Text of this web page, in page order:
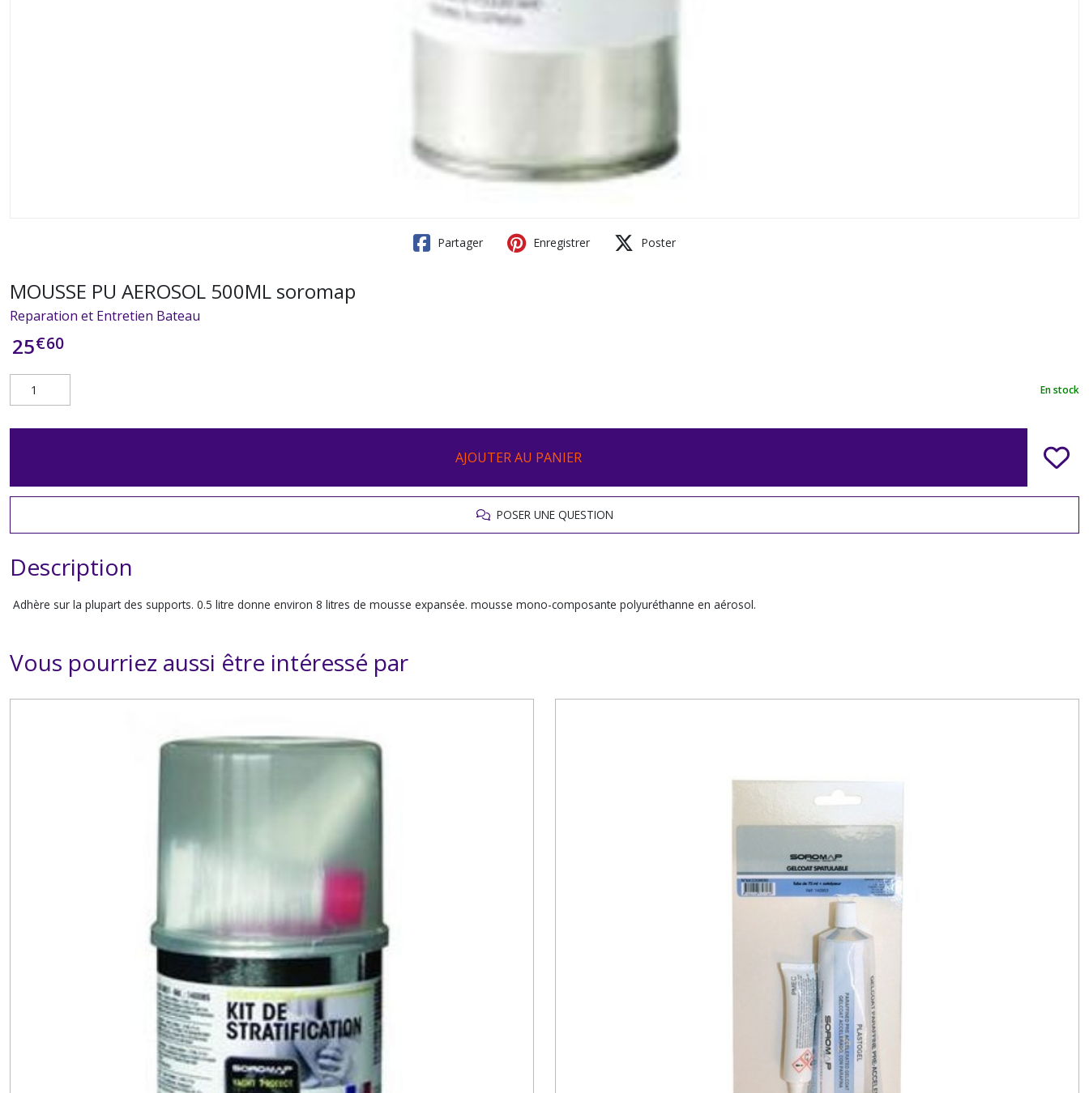
Partager Enregistrer Poster
MOUSSE PU AEROSOL 500ML soromap
Reparation et Entretien Bateau
25€60
En stock
AJOUTER AU PANIER
POSER UNE QUESTION
Description
Adhère sur la plupart des supports. 0.5 litre donne environ 8 litres de mousse expansée. mousse mono-composante polyuréthanne en aérosol.
Vous pourriez aussi être intéressé par